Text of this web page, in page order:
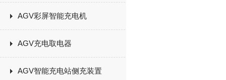
AGV彩屏智能充电机
AGV充电取电器
AGV智能充电站侧充装置